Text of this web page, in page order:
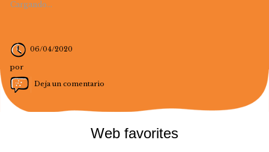
Cargando...
06/04/2020
por
Deja un comentario
Web favorites